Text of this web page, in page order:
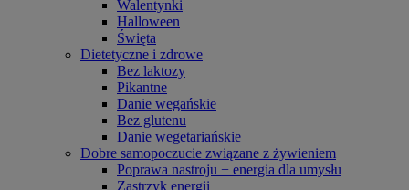
Walentynki
Halloween
Święta
Dietetyczne i zdrowe
Bez laktozy
Pikantne
Danie wegańskie
Bez glutenu
Danie wegetariańskie
Dobre samopoczucie związane z żywieniem
Poprawa nastroju + energia dla umysłu
Zastrzyk energii